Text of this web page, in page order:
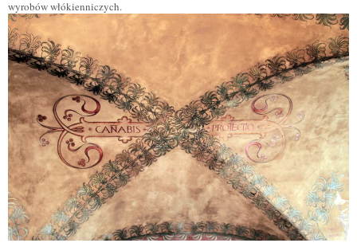
wyrobów włókienniczych.